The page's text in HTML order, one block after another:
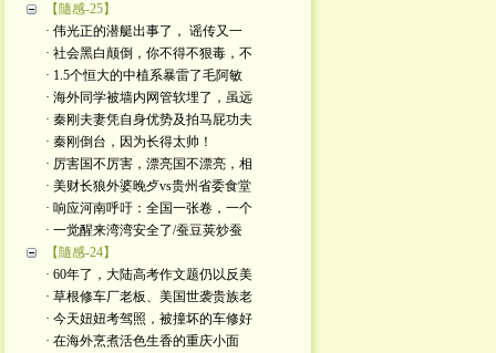
【隨感-25】
· 伟光正的潜艇出事了， 谣传又一
· 社会黑白颠倒，你不得不狠毒，不
· 1.5个恒大的中植系暴雷了毛阿敏
· 海外同学被墙内网管软埋了，虽远
· 秦刚夫妻凭自身优势及拍马屁功夫
· 秦刚倒台，因为长得太帅！
· 厉害国不厉害，漂亮国不漂亮，相
· 美财长狼外婆晚歺vs贵州省委食堂
· 响应河南呼吁：全国一张卷，一个
· 一觉醒来湾湾安全了/蚕豆荚炒蚕
【隨感-24】
· 60年了，大陆高考作文题仍以反美
· 草根修车厂老板、美国世袭贵族老
· 今天妞妞考驾照，被撞坏的车修好
· 在海外烹煮活色生香的重庆小面